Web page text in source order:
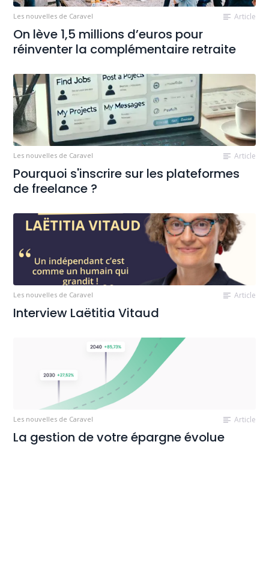
Les nouvelles de Caravel Article
On lève 1,5 millions d’euros pour
réinventer la complémentaire retraite
Les nouvelles de Caravel Article
Pourquoi s'inscrire sur les plateformes
de freelance ?
Les nouvelles de Caravel Article
Interview Laëtitia Vitaud
Les nouvelles de Caravel Article
La gestion de votre épargne évolue